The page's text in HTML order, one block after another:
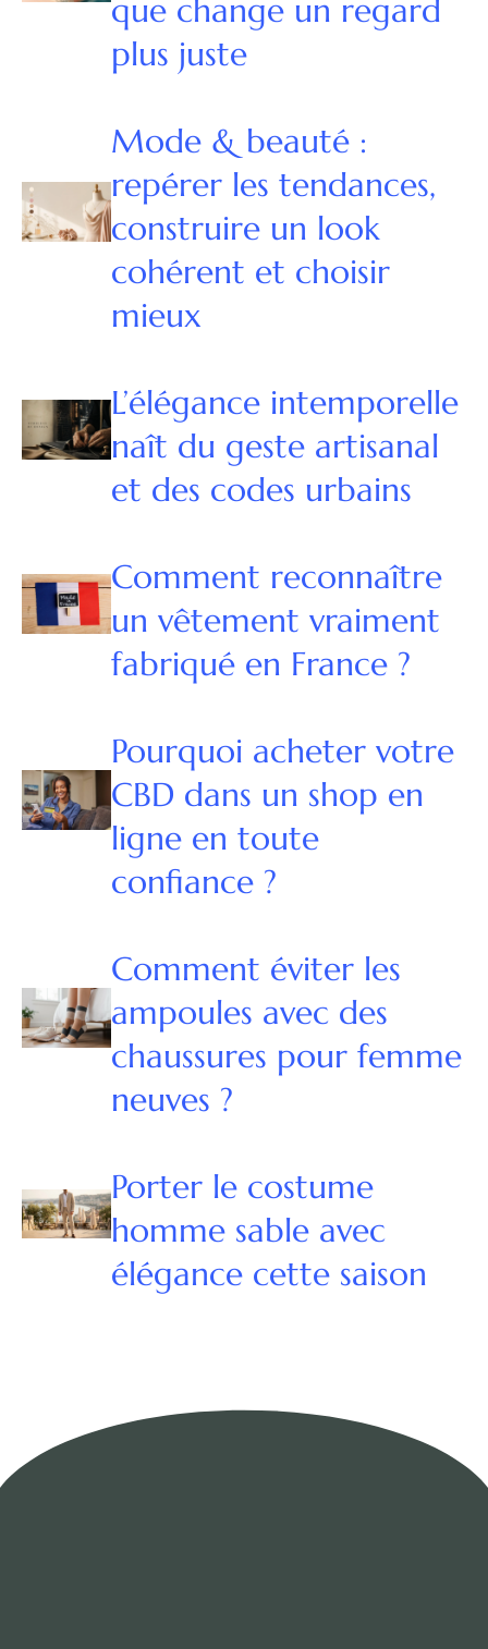
que change un regard
plus juste
Mode & beauté :
repérer les tendances,
construire un look
cohérent et choisir
mieux
L’élégance intemporelle
naît du geste artisanal
et des codes urbains
Comment reconnaître
un vêtement vraiment
fabriqué en France ?
Pourquoi acheter votre
CBD dans un shop en
ligne en toute
confiance ?
Comment éviter les
ampoules avec des
chaussures pour femme
neuves ?
Porter le costume
homme sable avec
élégance cette saison